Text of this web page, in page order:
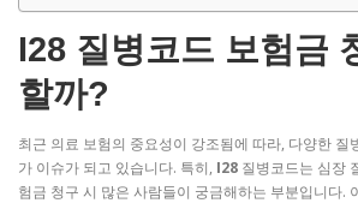
I28 질병코드 보험금
할까?
최근 의료 보험의 중요성이 강조됨에 따라, 다양한 질
가 이슈가 되고 있습니다. 특히, I28 질병코드는 심장
험금 청구 시 많은 사람들이 궁금해하는 부분입니다.